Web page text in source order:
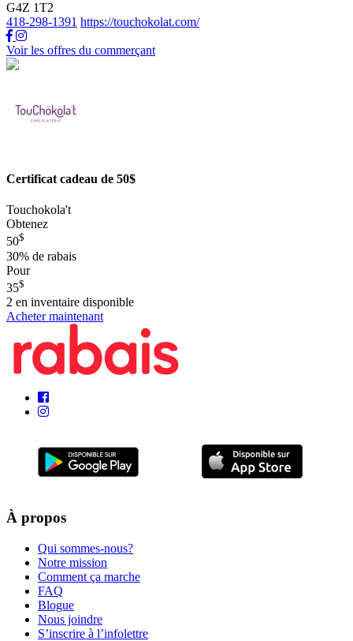
G4Z 1T2
418-298-1391 https://touchokolat.com/
Voir les offres du commerçant
Certificat cadeau de 50$
Touchokola't
Obtenez
50$
30% de rabais
Pour
35$
2 en inventaire disponible
Acheter maintenant
À propos
Qui sommes-nous?
Notre mission
Comment ça marche
FAQ
Blogue
Nous joindre
S’inscrire à l’infolettre